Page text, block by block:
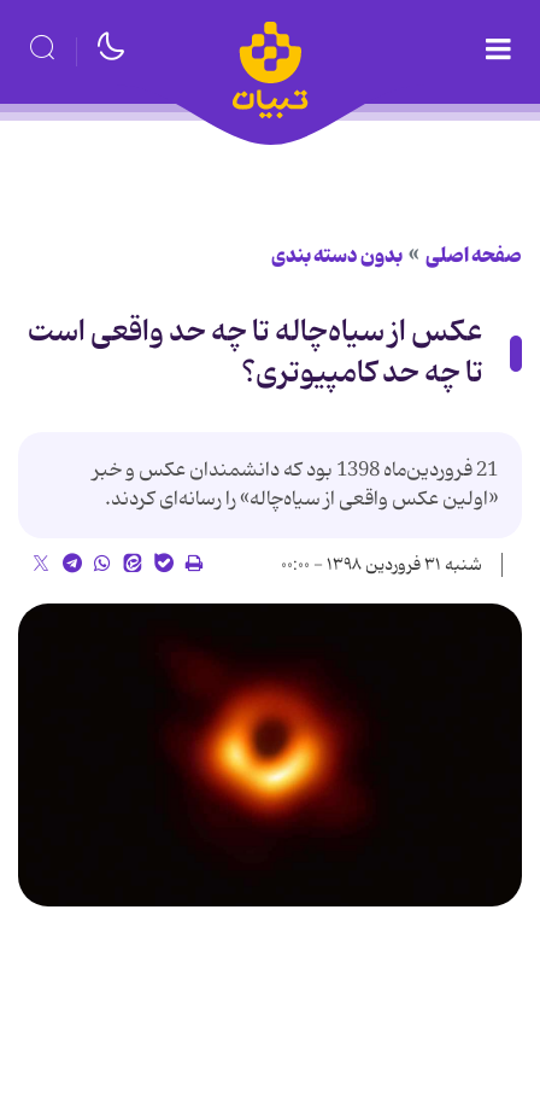
صفحه اصلی بدون دسته بندی
عکس از سیاه‌چاله تا چه حد واقعی است
تا چه حد کامپیوتری؟
21 فروردین‌ماه 1398 بود که دانشمندان عکس و خبر
«اولین عکس واقعی از سیاه‌چاله» را رسانه‌ای کردند.
شنبه ۳۱ فروردین ۱۳۹۸ - ۰۰:۰۰